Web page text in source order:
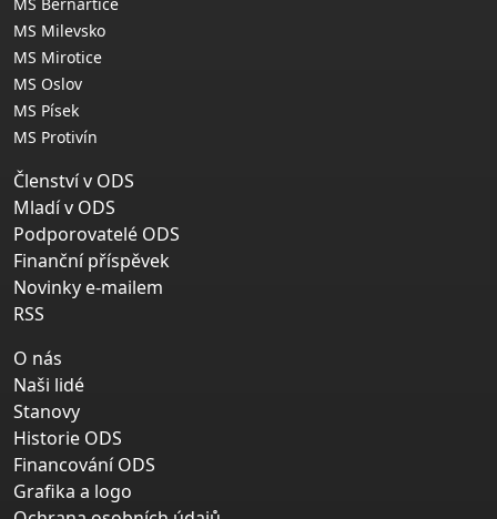
MS Milevsko
MS Mirotice
MS Oslov
MS Písek
MS Protivín
Členství v ODS
Mladí v ODS
Podporovatelé ODS
Finanční příspěvek
Novinky e-mailem
RSS
O nás
Naši lidé
Stanovy
Historie ODS
Financování ODS
Grafika a logo